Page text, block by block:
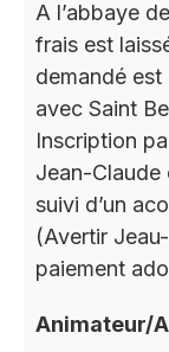
A l’abbaye
frais est
demandé
avec Saint
Inscription
Jean-Claude
suivi d’un
(Avertir
paiement
Animateur/